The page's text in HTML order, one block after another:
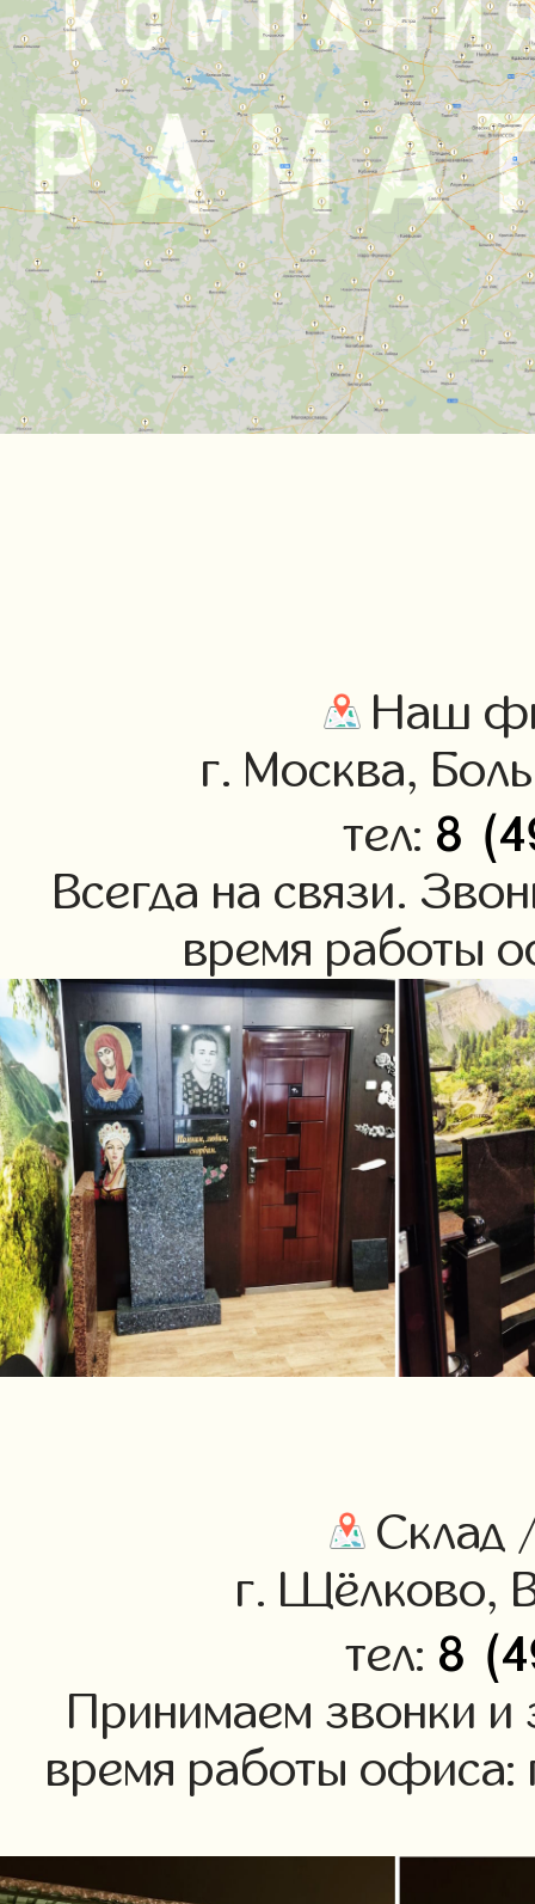
Наш
г. Москва,
тел: 8
Всегда на связи.
время работы
Склад
г. Щёлково,
тел: 8
Принимаем звонки и
время работы офиса: